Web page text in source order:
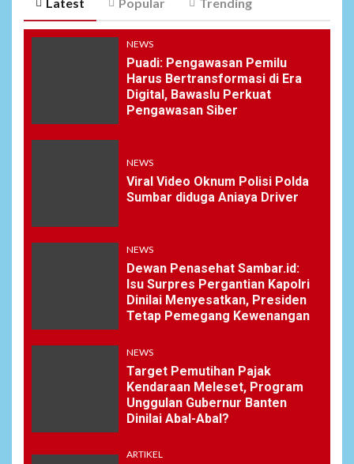
NEWS
Puadi: Pengawasan Pemilu
Harus Bertransformasi di Era
Digital, Bawaslu Perkuat
Pengawasan Siber
NEWS
Viral Video Oknum Polisi Polda
Sumbar diduga Aniaya Driver
NEWS
Dewan Penasehat Sambar.id:
Isu Surpres Pergantian Kapolri
Dinilai Menyesatkan, Presiden
Tetap Pemegang Kewenangan
NEWS
Target Pemutihan Pajak
Kendaraan Meleset, Program
Unggulan Gubernur Banten
Dinilai Abal-Abal?
ARTIKEL